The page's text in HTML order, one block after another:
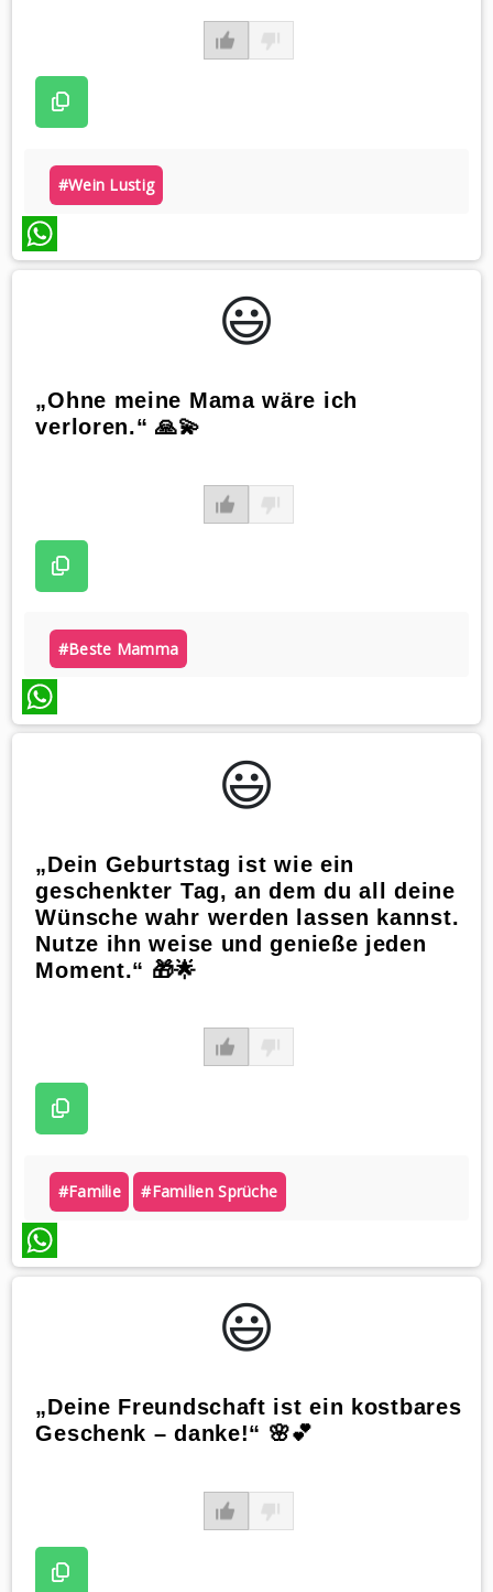
#wein Lustig
WhatsApp
😃️
„Ohne meine Mama wäre ich
verloren.“ 🙏💫
#beste Mamma
WhatsApp
😃️
„Dein Geburtstag ist wie ein
geschenkter Tag, an dem du all deine
Wünsche wahr werden lassen kannst.
Nutze ihn weise und genieße jeden
Moment.“ 🎁🌟
#familie #familien Sprüche
WhatsApp
😃️
„Deine Freundschaft ist ein kostbares
Geschenk – danke!“ 🌸💕